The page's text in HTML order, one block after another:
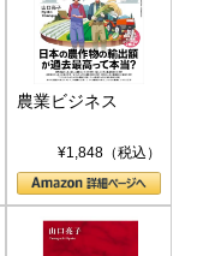
農業ビジネス
¥1,848（税込）